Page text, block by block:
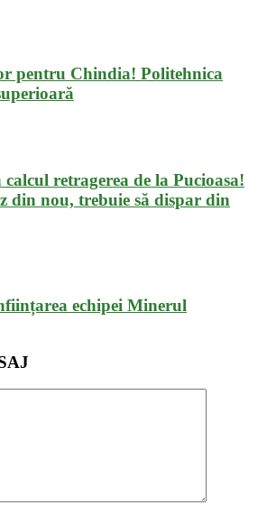
pentru Chindia! Politehnica
retragerea de la Pucioasa!
din nou, trebuie să dispar din
echipei Minerul